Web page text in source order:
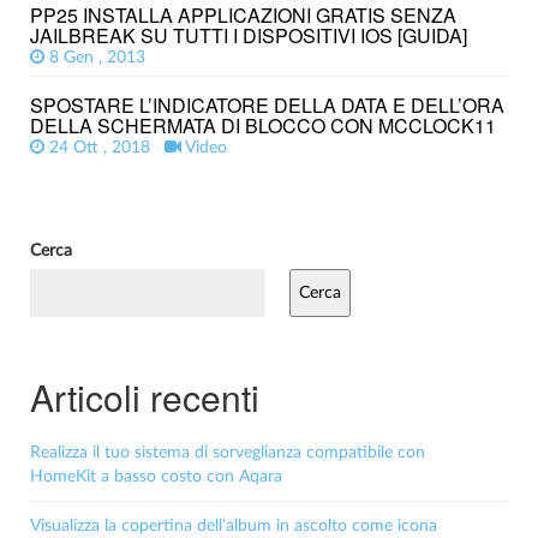
PP25 INSTALLA APPLICAZIONI GRATIS SENZA
JAILBREAK SU TUTTI I DISPOSITIVI IOS [GUIDA]
8 Gen , 2013
SPOSTARE L’INDICATORE DELLA DATA E DELL’ORA
DELLA SCHERMATA DI BLOCCO CON MCCLOCK11
24 Ott , 2018 Video
Cerca
Cerca
Articoli recenti
Realizza il tuo sistema di sorveglianza compatibile con
HomeKit a basso costo con Aqara
Visualizza la copertina dell’album in ascolto come icona